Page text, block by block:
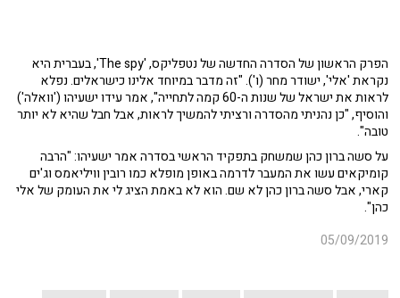
הפרק הראשון של הסדרה החדשה של נטפליקס, 'The spy', בעברית היא
נקראת 'אלי', ישודר מחר (ו'). "זה מדבר במיוחד אלינו כישראלים. נפלא
לראות את ישראל של שנות ה-60 קמה לתחייה", אמר עידו ישעיהו ('וואלה')
והוסיף, "כן נהניתי מהסדרה ורציתי להמשיך לראות, אבל חבל שהיא לא יותר
טובה".
על סשה ברון כהן שמשחק בתפקיד הראשי בסדרה אמר ישעיהו: "הרבה
קומיקאים עשו את המעבר לדרמה באופן מופלא כמו רובין וויליאמס וג'ים
קארי, אבל סשה ברון כהן לא שם. הוא לא באמת הציג לי את העומק של אלי
כהן".
05/09/2019